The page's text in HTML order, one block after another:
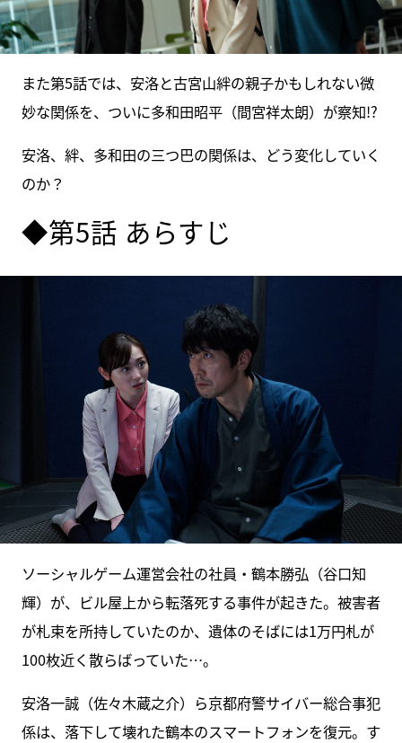
また第5話では、安洛と古宮山絆の親子かもしれない微
妙な関係を、ついに多和田昭平（間宮祥太朗）が察知!?
安洛、絆、多和田の三つ巴の関係は、どう変化していく
のか？
◆第5話 あらすじ
ソーシャルゲーム運営会社の社員・鶴本勝弘（谷口知
輝）が、ビル屋上から転落死する事件が起きた。被害者
が札束を所持していたのか、遺体のそばには1万円札が
100枚近く散らばっていた…。
安洛一誠（佐々木蔵之介）ら京都府警サイバー総合事犯
係は、落下して壊れた鶴本のスマートフォンを復元。す